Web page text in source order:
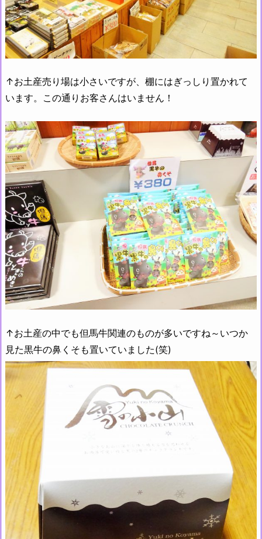
↑お土産売り場は小さいですが、棚にはぎっしり置かれて
います。この通りお客さんはいません！
↑お土産の中でも但馬牛関連のものが多いですね～いつか
見た黒牛の鼻くそも置いていました(笑)